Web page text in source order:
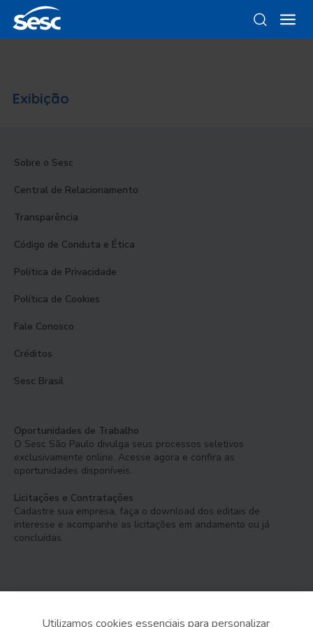
Exibição
Sobre o Sesc
Central de Relacionamento
Transparência
Código de Conduta e Ética
Política de Privacidade
Política de Cookies
Fale Conosco
Créditos
Sesc Brasil
Oportunidades de Trabalho
O Sesc São Paulo divulga seus processos seletivos
exclusivamente online. Acesse agora e confira as
oportunidades disponíveis.
Licitações e Contratações
Cadastre sua empresa, faça o download dos editais de
interesse e acompanhe as licitações em andamento ou já
concluídas.
Utilizamos cookies essenciais para personalizar